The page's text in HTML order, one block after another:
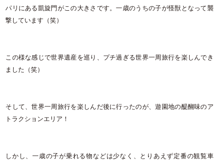
パリにある凱旋門がこの大きさです。一歳のうちの子が怪獣となって襲
撃しています（笑）
この様な感じで世界遺産を巡り、プチ過ぎる世界一周旅行を楽しんでき
ました（笑）
そして、世界一周旅行を楽しんだ後に行ったのが、遊園地の醍醐味のア
トラクションエリア！
しかし、一歳の子が乗れる物などは少なく、とりあえず定番の観覧車